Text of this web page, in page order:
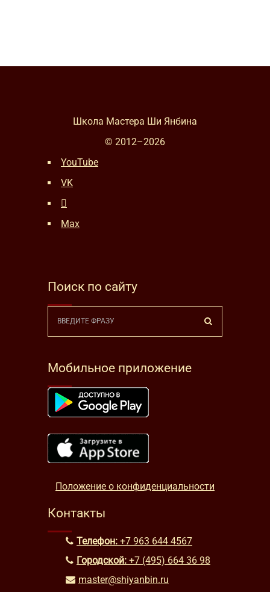
Школа Мастера Ши Янбина
© 2012–2026
YouTube
VK
Max
Поиск по сайту
Мобильное приложение
Положение о конфиденциальности
Контакты
Телефон: +7 963 644 4567
Городской: +7 (495) 664 36 98
master@shiyanbin.ru